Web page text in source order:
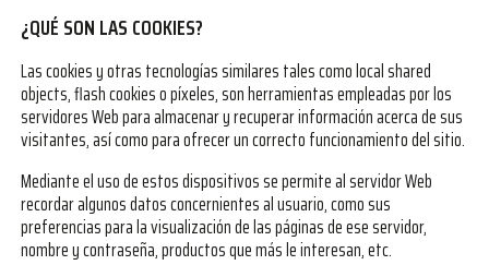
¿QUÉ SON LAS COOKIES?
Las cookies y otras tecnologías similares tales como local shared
objects, flash cookies o píxeles, son herramientas empleadas por los
servidores Web para almacenar y recuperar información acerca de sus
visitantes, así como para ofrecer un correcto funcionamiento del sitio.
Mediante el uso de estos dispositivos se permite al servidor Web
recordar algunos datos concernientes al usuario, como sus
preferencias para la visualización de las páginas de ese servidor,
nombre y contraseña, productos que más le interesan, etc.